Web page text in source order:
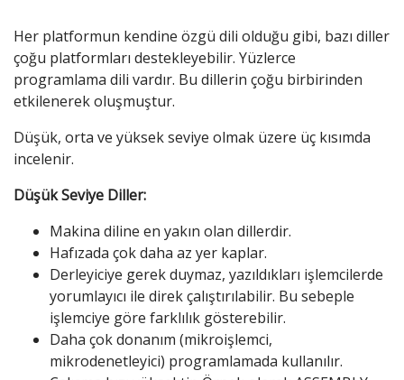
Her platformun kendine özgü dili olduğu gibi, bazı diller
çoğu platformları destekleyebilir. Yüzlerce
programlama dili vardır. Bu dillerin çoğu birbirinden
etkilenerek oluşmuştur.
Düşük, orta ve yüksek seviye olmak üzere üç kısımda
incelenir.
Düşük Seviye Diller:
Makina diline en yakın olan dillerdir.
Hafızada çok daha az yer kaplar.
Derleyiciye gerek duymaz, yazıldıkları işlemcilerde
yorumlayıcı ile direk çalıştırılabilir. Bu sebeple
işlemciye göre farklılık gösterebilir.
Daha çok donanım (mikroişlemci,
mikrodenetleyici) programlamada kullanılır.